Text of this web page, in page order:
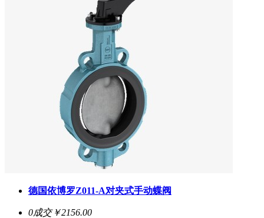
德国依博罗Z011-A对夹式手动蝶阀
0成交￥2156.00